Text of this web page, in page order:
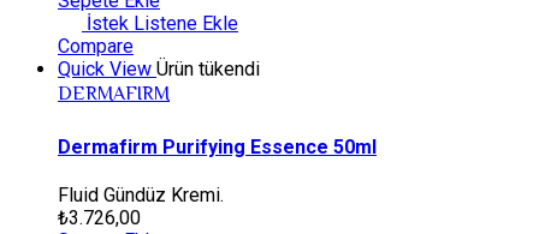
İstek Listene Ekle
Compare
Quick View Ürün tükendi
DERMAFIRM
Dermafirm Purifying Essence 50ml
Fluid Gündüz Kremi.
₺3.726,00